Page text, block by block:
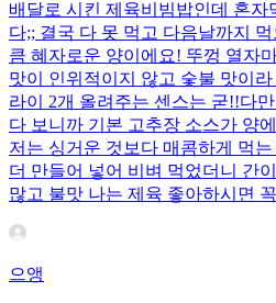
배달로 시킨 제육비빔밥인데 혼자
다;; 결국 다 못 먹고 다음날까지
큼 혜자로운 양이에요! 뚜껑 열자
맛이 인위적이지 않고 숯불 맛이
라이 2개 올려주는 센스는 굳!! ​다
다 보니까 기본 고추장 소스가 양
저는 싱거운 것보다 매콤하게 먹
더 만들어 넣어 비벼 먹었더니 간
많고 불맛 나는 제육 좋아하시면
으앵